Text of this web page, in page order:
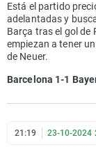
Está el partido
adelantadas y
Barça tras el gol de
empiezan a tener
de Neuer.
Barcelona 1-1
21:19 23-10-2024